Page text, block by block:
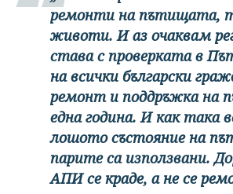
ремонти на пътищата,
животи. И аз очаквам
става с проверката в
на всички български
ремонт и поддръжка на
една година. И как така
лошото състояние на
парите са използвани.
АПИ се краде, а не се